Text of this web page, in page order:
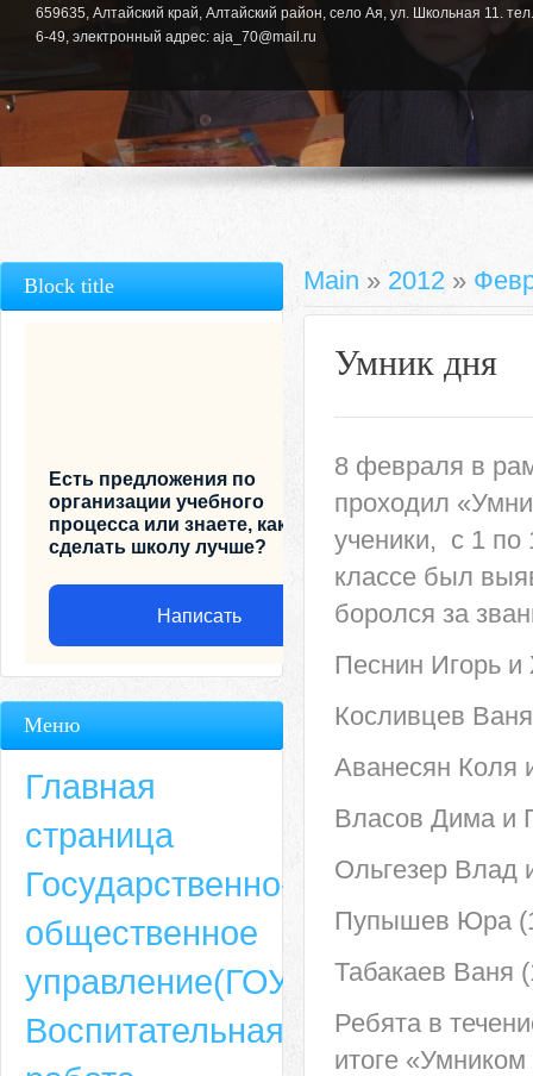
659635, Алтайский край, Алтайский район, село Ая, ул. Школьная 11.
6-49, электронный адрес: aja_70@mail.ru
Адрес
659635, Алтайский край, Алтайский район, село Ая, ул. Школьная 11.
6-49, электронный адрес: aja_70@mail.ru
Main » 2012 »
Умник дня
8 февраля в
проходил
ученики, с 1 по
классе был
боролся за
Песнин Игорь
Косливцев
Аванесян Коля
Власов Дима и
Ольгезер Влад
Пупышев Юра
Табакаев Ваня
Ребята в
итоге
Block title
Есть предложения по
организации учебного
процесса или знаете, как
сделать школу лучше?
Написать
Меню
Главная
страница
Государственно-
общественное
управление(ГОУ)
Воспитательная